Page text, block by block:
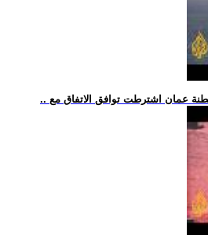
عمان اشترطت توافق الاتفاق مع